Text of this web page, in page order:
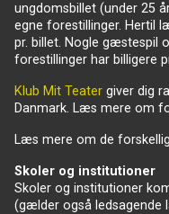
ungdomsbillet (under 25
egne forestillinger. Hertil
pr. billet. Nogle gæstespil
forestillinger har billigere
Klub Mit Teater giver dig
Danmark. Læs mere om
Læs mere om de
Skoler og institutioner
Skoler og institutioner
(gælder også